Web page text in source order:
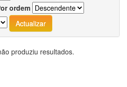
ordem
produziu resultados.